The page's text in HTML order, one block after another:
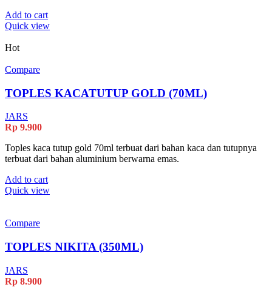
Add to cart
Quick view
Hot
Compare
TOPLES KACATUTUP GOLD (70ML)
JARS
Rp 9.900
Toples kaca tutup gold 70ml terbuat dari bahan kaca dan tutupnya
terbuat dari bahan aluminium berwarna emas.
Add to cart
Quick view
Compare
TOPLES NIKITA (350ML)
JARS
Rp 8.900